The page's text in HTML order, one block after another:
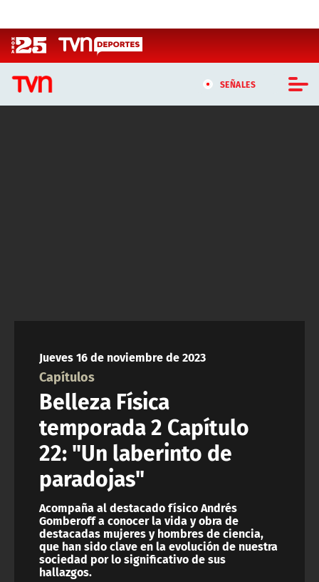
SEÑALES
ACTUALIDAD Y TENDENCIAS
CORPORATIVO Y TRANSPARENCIA
CANAL DE DENUNCIAS
ÁREA DE PROYECTOS
Jueves 16 de noviembre de 2023
Capítulos
Belleza Física
temporada 2 Capítulo
22: "Un laberinto de
paradojas"
Acompaña al destacado físico Andrés
Gomberoff a conocer la vida y obra de
destacadas mujeres y hombres de ciencia,
que han sido clave en la evolución de nuestra
sociedad por lo significativo de sus
hallazgos.